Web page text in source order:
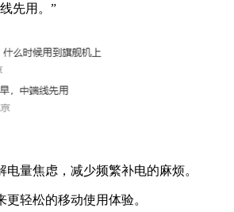
先用。”
量焦虑，减少频繁补电的麻烦。
轻松的移动使用体验。